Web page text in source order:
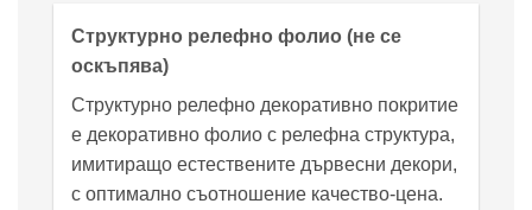
Структурно релефно фолио (не се
оскъпява)
Структурно релефно декоративно покритие
е декоративно фолио с релефна структура,
имитиращо естествените дървесни декори,
с оптимално съотношение качество-цена.